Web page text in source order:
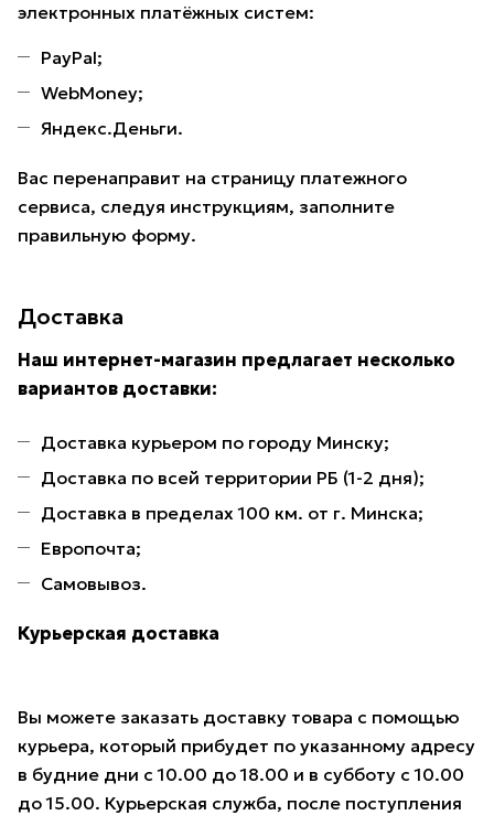
электронных платёжных систем:
PayPal;
WebMoney;
Яндекс.Деньги.
Вас перенаправит на страницу платежного
сервиса, следуя инструкциям, заполните
правильную форму.
Доставка
Наш интернет-магазин предлагает несколько
вариантов доставки:
Доставка курьером по городу Минску;
Доставка по всей территории РБ (1-2 дня);
Доставка в пределах 100 км. от г. Минска;
Европочта;
Самовывоз.
Курьерская доставка
Вы можете заказать доставку товара с помощью
курьера, который прибудет по указанному адресу
в будние дни с 10.00 до 18.00 и в субботу с 10.00
до 15.00. Курьерская служба, после поступления